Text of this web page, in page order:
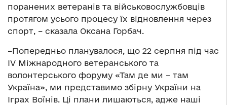
поранених ветеранів та військовослужбовців
протягом усього процесу їх відновлення через
спорт, – сказала Оксана Горбач.
–Попередньо планувалося, що 22 серпня під час
IV Міжнародного ветеранського та
волонтерського форуму «Там де ми – там
Україна», ми представимо збірну України на
Іграх Воїнів. Ці плани лишаються, адже наші